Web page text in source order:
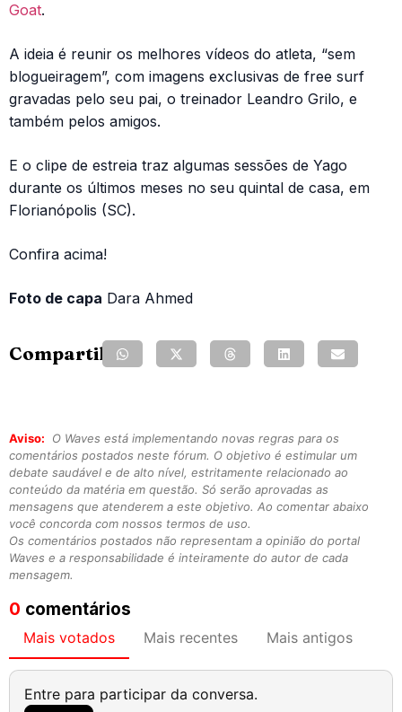
Goat.
A ideia é reunir os melhores vídeos do atleta, “sem
blogueiragem”, com imagens exclusivas de free surf
gravadas pelo seu pai, o treinador Leandro Grilo, e
também pelos amigos.
E o clipe de estreia traz algumas sessões de Yago
durante os últimos meses no seu quintal de casa, em
Florianópolis (SC).
Confira acima!
Foto de capa Dara Ahmed
Compartilhe:
Aviso:
O Waves está implementando novas regras para os
comentários postados neste fórum. O objetivo é estimular um
debate saudável e de alto nível, estritamente relacionado ao
conteúdo da matéria em questão. Só serão aprovadas as
mensagens que atenderem a este objetivo. Ao comentar abaixo
você concorda com nossos termos de uso.
Os comentários postados não representam a opinião do portal
Waves e a responsabilidade é inteiramente do autor de cada
mensagem.
0 comentários
Mais votados Mais recentes Mais antigos
Entre para participar da conversa.